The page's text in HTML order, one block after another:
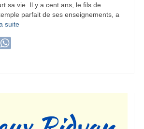
sa vie. Il y a cent ans, le fils de
parfait de ses enseignements, a
suite­­